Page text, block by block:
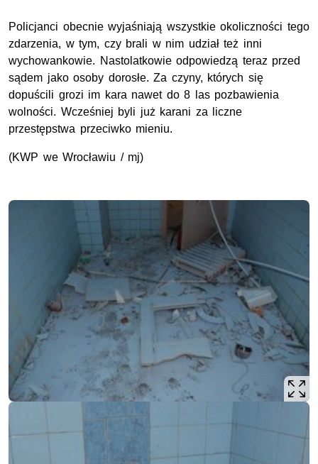
Policjanci obecnie wyjaśniają wszystkie okoliczności tego
zdarzenia, w tym, czy brali w nim udział też inni
wychowankowie. Nastolatkowie odpowiedzą teraz przed
sądem jako osoby dorosłe. Za czyny, których się
dopuścili grozi im kara nawet do 8 las pozbawienia
wolności. Wcześniej byli już karani za liczne
przestępstwa przeciwko mieniu.
(KWP we Wrocławiu / mj)